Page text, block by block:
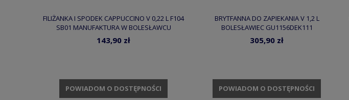
FILIŻANKA I SPODEK CAPPUCCINO V 0,22 L F104
SB01 MANUFAKTURA W BOLESŁAWCU
143,90 zł
POWIADOM O DOSTĘPNOŚCI
BRYTFANNA DO ZAPIEKANIA V 1,2 L
BOLESŁAWIEC GU1156DEK111
305,90 zł
POWIADOM O DOSTĘPNOŚCI